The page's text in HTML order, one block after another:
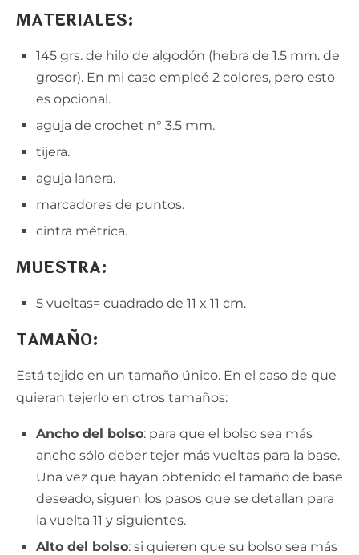
MATERIALES:
145 grs. de hilo de algodón (hebra de 1.5 mm. de
grosor). En mi caso empleé 2 colores, pero esto
es opcional.
aguja de crochet n° 3.5 mm.
tijera.
aguja lanera.
marcadores de puntos.
cintra métrica.
MUESTRA:
5 vueltas= cuadrado de 11 x 11 cm.
TAMAÑO:
Está tejido en un tamaño único. En el caso de que
quieran tejerlo en otros tamaños:
Ancho del bolso: para que el bolso sea más
ancho sólo deber tejer más vueltas para la base.
Una vez que hayan obtenido el tamaño de base
deseado, siguen los pasos que se detallan para
la vuelta 11 y siguientes.
Alto del bolso: si quieren que su bolso sea más